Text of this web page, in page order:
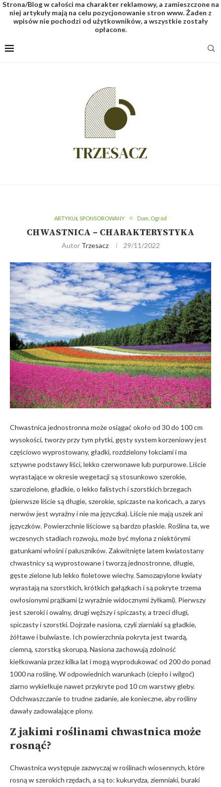
Strona/Blog w całości ma charakter reklamowy, a zamieszczone na
niej artykuły mają na celu pozycjonowanie stron www. Żaden z
wpisów nie pochodzi od użytkowników, a wszystkie zostały
opłacone.
ARTYKUŁ SPONSOROWANY Dom, Ogród
CHWASTNICA – CHARAKTERYSTYKA
Autor Trzesacz 29/11/2022
Chwastnica jednostronna może osiągać około od 30 do 100 cm
wysokości, tworzy przy tym płytki, gęsty system korzeniowy jest
częściowo wyprostowany, gładki, rozdzielony łokciami i ma
sztywne podstawy liści, lekko czerwonawe lub purpurowe. Liście
wyrastające w okresie wegetacji są stosunkowo szerokie,
szarozielone, gładkie, o lekko falistych i szorstkich brzegach
(pierwsze liście są długie, szerokie, spiczaste na końcach, a zarys
nerwów jest wyraźny i nie ma języczka). Liście nie mają uszek ani
języczków. Powierzchnie liściowe są bardzo płaskie. Roślina ta, we
wczesnych stadiach rozwoju, może być mylona z niektórymi
gatunkami włośni i paluszników. Zakwitnięte latem kwiatostany
chwastnicy są wyprostowane i tworzą jednostronne, długie,
gęste zielone lub lekko fioletowe wiechy. Samozapylone kwiaty
wyrastają na szorstkich, krótkich gałązkach i są pokryte trzema
owłosionymi prążkami (z wyraźnie widocznymi żyłkami). Pierwszy
jest szeroki i owalny, drugi węższy i spiczasty, a trzeci długi,
spiczasty i szorstki. Dojrzałe nasiona, czyli ziarniaki są gładkie,
żółtawe i bulwiaste. Ich powierzchnia pokryta jest twardą,
ciemną, szorstką skorupą. Nasiona zachowują zdolność
kiełkowania przez kilka lat i mogą wyprodukować od 200 do ponad
1000 na roślinę. W odpowiednich warunkach (ciepło i wilgoć)
ziarno wykiełkuje nawet przykryte pod 10 cm warstwy gleby.
Odchwaszczanie to trudne zadanie, ale konieczne, aby rośliny
dawały zadowalające plony.
Z jakimi roślinami chwastnica może
rosnąć?
Chwastnica występuje zazwyczaj w roślinach wiosennych, które
rosną w szerokich rzędach, a są to: kukurydza, ziemniaki, buraki